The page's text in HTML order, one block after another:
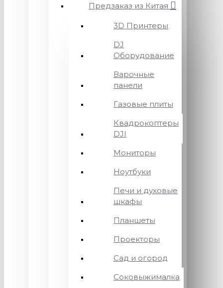
Предзаказ из Китая
3D Принтеры
DJ
Оборудование
Варочные
панели
Газовые плиты
Квадрокоптеры
DJI
Мониторы
Ноутбуки
Печи и духовые
шкафы
Планшеты
Проекторы
Сад и огород
Соковыжималка